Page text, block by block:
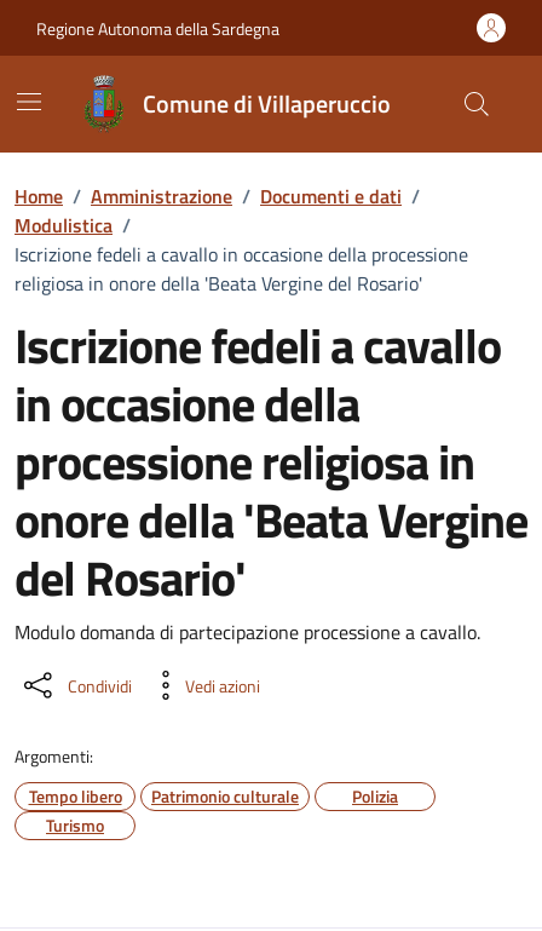
Regione Autonoma della Sardegna
Comune di Villaperuccio
Home / Amministrazione / Documenti e dati /
Modulistica /
Iscrizione fedeli a cavallo in occasione della processione
religiosa in onore della 'Beata Vergine del Rosario'
Iscrizione fedeli a cavallo
in occasione della
processione religiosa in
onore della 'Beata Vergine
del Rosario'
Dettaglio del documento
Modulo domanda di partecipazione processione a cavallo.
Condividi Vedi azioni
Argomenti:
Tempo libero
Patrimonio culturale
Polizia
Turismo